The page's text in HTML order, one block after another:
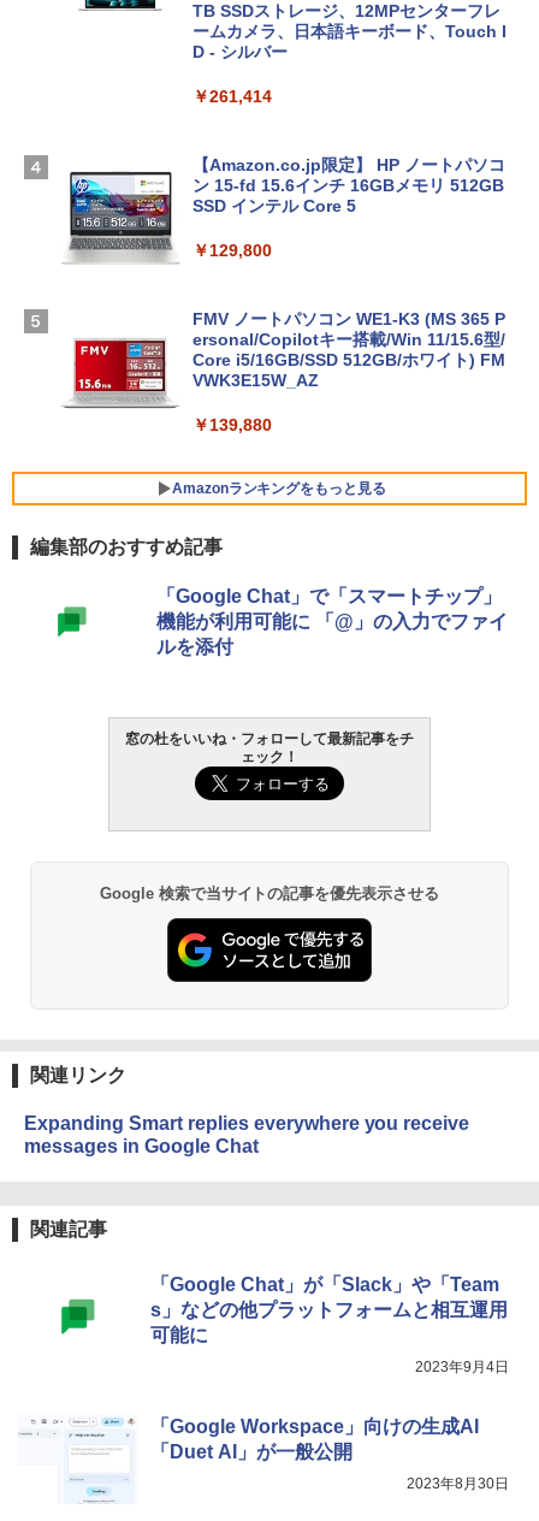
TB SSDストレージ、12MPセンターフレ
ームカメラ、日本語キーボード、Touch I
D - シルバー
￥261,414
【Amazon.co.jp限定】 HP ノートパソコ
ン 15-fd 15.6インチ 16GBメモリ 512GB
SSD インテル Core 5
￥129,800
FMV ノートパソコン WE1-K3 (MS 365 P
ersonal/Copilotキー搭載/Win 11/15.6型/
Core i5/16GB/SSD 512GB/ホワイト) FM
VWK3E15W_AZ
￥139,880
Amazonランキングをもっと見る
Robloxギフトカード - 800 Robux 【限
定バーチャルアイテムを含む】 【オンラ
インゲームコード】 ロブロックス | オン
ラインコード版
Robloxギフトカード - 1000 Robux 【限
定バーチャルアイテムを含む】 【オンラ
インゲームコード】 ロブロックス |オン
￥1,600
Microsoft Office Home & Business 202
4(最新 永続版)|オンラインコード版|Wind
ows11、10/mac対応|PC2台
インゲームコード】 ロブロックス | オン
ラインコード版
ト): Java & Bedrock Edition | オンライ
ンコード版
￥3,600
生成AIパスポート公式テキスト 第４版
￥1,766
AIイラスト表現辞典: 思い通りの絵を引き
出す プロンプトの言葉 AI画像生成シリー
ズ (はぴーイラストLabo)
ClaudeCode いちばんやさしい 教科書:
方 マニュアル AI副業にもコンテンツ作成
にもKindle出版にも！ 非エンジニアのた
めのAIコーディング入門シリーズ
￥1,292
ェクトリストと最新エミュレータ紹介
￥1,600
Amazon Kindle Paperwhite (16GB) 7イ
ンチディスプレイ、色調調節ライト、12
週間持続バッテリー、広告なし、ブラッ
ク
Amazon Kindle - 目に優しい、かさばら
ない、大きな画面で読みやすい、6週間持
続バッテリー、6インチディスプレイ電子
￥16,980
Kindle Paperwhite シグニチャーエディ
ション (32GB) 7インチディスプレイ、明
Amazon Kindle Colorsoft | 16GBストレ
￥31,980
New Amazon Kindle Scribe Colorsoft |
11インチカラーディスプレイ、64GBスト
き、グラファイト
編集部のおすすめ記事
「Google Chat」で「スマートチップ」
機能が利用可能に 「@」の入力でファイ
ルを添付
窓の杜をいいね・フォローして最新記事をチ
ェック！
Google 検索で当サイトの記事を優先表示させる
関連リンク
Expanding Smart replies everywhere you receive
messages in Google Chat
関連記事
「Google Chat」が「Slack」や「Team
s」などの他プラットフォームと相互運用
可能に
2023年9月4日
「Google Workspace」向けの生成AI
「Duet AI」が一般公開
2023年8月30日